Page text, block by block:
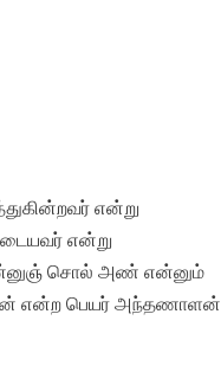
என்று
என்று
சொல் அண் என்னும்
என்ற பெயர் அந்தணாளன்